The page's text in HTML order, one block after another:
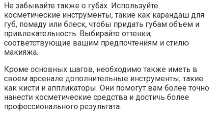
Не забывайте также о губах. Используйте
косметические инструменты, такие как карандаш для
губ, помаду или блеск, чтобы придать губам объем и
привлекательность. Выбирайте оттенки,
соответствующие вашим предпочтениям и стилю
макияжа.
Кроме основных шагов, необходимо также иметь в
своем арсенале дополнительные инструменты, такие
как кисти и аппликаторы. Они помогут вам более точно
нанести косметические средства и достичь более
профессионального результата.